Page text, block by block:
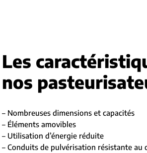
Les
nos
– Nombreuses dimensions et capacités
– Éléments amovibles
– Utilisation d’énergie réduite
– Conduits de pulvérisation résistante au